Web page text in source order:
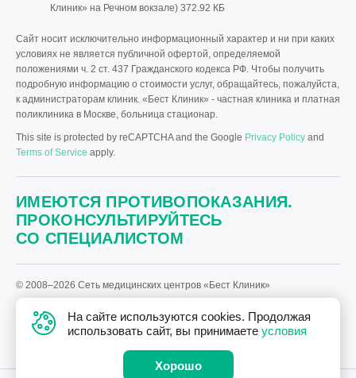
Клиник» на Речном вокзале) 372.92 КБ
Сайт носит исключительно информационный характер и ни при каких
условиях не является публичной офертой, определяемой
положениями ч. 2 ст. 437 Гражданского кодекса РФ. Чтобы получить
подробную информацию о стоимости услуг, обращайтесь, пожалуйста,
к администраторам клиник. «Бест Клиник» - частная клиника и платная
поликлиника в Москве, больница стационар.
This site is protected by reCAPTCHA and the Google Privacy Policy and
Terms of Service apply.
ИМЕЮТСЯ ПРОТИВОПОКАЗАНИЯ.
ПРОКОНСУЛЬТИРУЙТЕСЬ
СО СПЕЦИАЛИСТОМ
© 2008–2026 Сеть медицинских центров «Бест Клиник»
Политика «Бест Клиник» в отношении обработки персональных
данных.
разработка сайта—Текарт.
На сайте используются cookies. Продолжая
использовать сайт, вы принимаете условия
Хорошо